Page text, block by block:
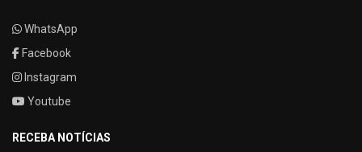
WhatsApp
Facebook
Instagram
Youtube
RECEBA NOTÍCIAS